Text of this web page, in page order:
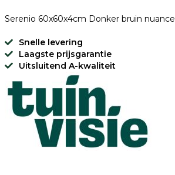
Serenio 60x60x4cm Donker bruin nuance
Snelle levering
Laagste prijsgarantie
Uitsluitend A-kwaliteit